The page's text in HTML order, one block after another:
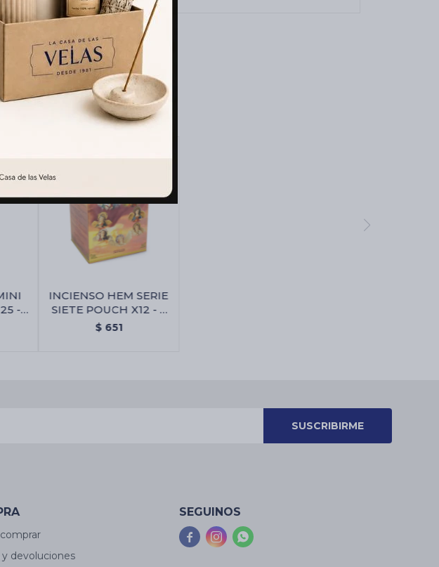
interesar
-
INCIENSO HEM SERIE
SIETE POUCH X12 - 7
Arcangeles
$ 651
SUSCRIBIRME
y devoluciones
SEGUINOS
  